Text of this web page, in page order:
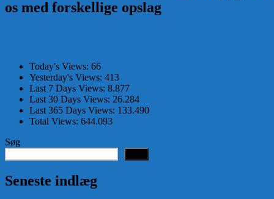
os med forskellige opslag
Today's Views: 66
Yesterday's Views: 413
Last 7 Days Views: 8.877
Last 30 Days Views: 26.284
Last 365 Days Views: 133.490
Total Views: 644.093
Søg
Seneste indlæg